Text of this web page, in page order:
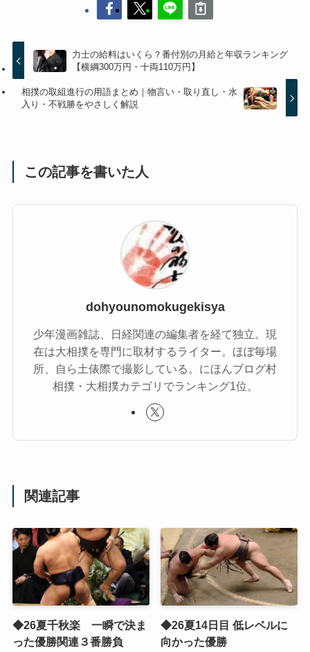
力士の給料はいくら？番付別の月給と年収ランキング
【横綱300万円・十両110万円】
相撲の取組進行の用語まとめ｜物言い・取り直し・水
入り・不戦勝をやさしく解説
この記事を書いた人
dohyounomokugekisya
少年漫画雑誌、日経関連の編集者を経て独立。現
在は大相撲を専門に取材するライター。ほぼ毎場
所、自ら土俵際で撮影している。にほんブログ村
相撲・大相撲カテゴリでランキング1位。
関連記事
◆26夏千秋楽 一瞬で決ま
った優勝関連３番勝負
◆26夏14日目 低レベルに
向かった優勝